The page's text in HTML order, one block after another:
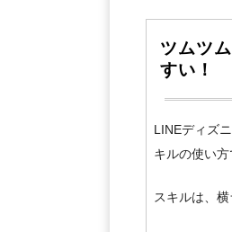
ツムツ
すい！
LINEディズ
キルの使い方
スキルは、